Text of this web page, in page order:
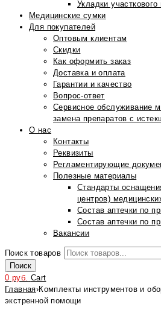
Укладки участкового
Медицинские сумки
Для покупателей
Оптовым клиентам
Скидки
Как оформить заказ
Доставка и оплата
Гарантии и качество
Вопрос-ответ
Сервисное обслуживание
замена препаратов с
О нас
Контакты
Реквизиты
Регламентирующие
Полезные материалы
Стандарты
центров)
Состав аптечки по
Состав аптечки по
Вакансии
Поиск товаров
Поиск
0 руб. Cart
Главная›Комплекты инструментов и
экстренной помощи